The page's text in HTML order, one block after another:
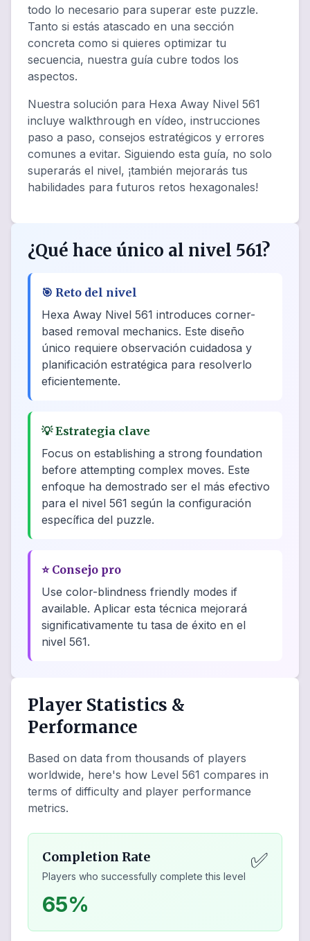
todo lo necesario para superar este puzzle.
Tanto si estás atascado en una sección
concreta como si quieres optimizar tu
secuencia, nuestra guía cubre todos los
aspectos.
Nuestra solución para Hexa Away Nivel 561
incluye walkthrough en vídeo, instrucciones
paso a paso, consejos estratégicos y errores
comunes a evitar. Siguiendo esta guía, no solo
superarás el nivel, ¡también mejorarás tus
habilidades para futuros retos hexagonales!
¿Qué hace único al nivel 561?
🎯 Reto del nivel
Hexa Away Nivel 561 introduces corner-
based removal mechanics. Este diseño
único requiere observación cuidadosa y
planificación estratégica para resolverlo
eficientemente.
💡Estrategia clave
Focus on establishing a strong foundation
before attempting complex moves. Este
enfoque ha demostrado ser el más efectivo
para el nivel 561 según la configuración
específica del puzzle.
⭐ Consejo pro
Use color-blindness friendly modes if
available. Aplicar esta técnica mejorará
significativamente tu tasa de éxito en el
nivel 561.
Player Statistics &
Performance
Based on data from thousands of players
worldwide, here's how Level 561 compares in
terms of difficulty and player performance
metrics.
Completion Rate
Players who successfully complete this level
✅
65%